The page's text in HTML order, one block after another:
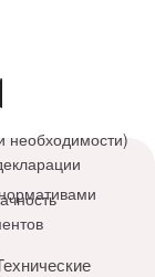
необходимости)